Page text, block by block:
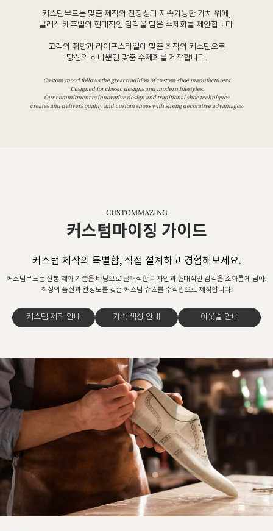
커스텀무드는 맞춤 제작의 진정성과 지속가능한 가치 위에,
클래식 캐주얼의 현대적인 감각을 담은 수제화를 제안합니다.
고객의 취향과 라이프스타일에 맞춘 최적의 커스텀으로
당신의 하나뿐인 맞춤 수제화를 제작합니다.
Custom mood follows the great tradition of custom shoe manufacturers
Designed for classic designs and modern lifestyles.
Our commitment to innovative design and traditional shoe techniques
creates and delivers quality and custom shoes with strong decorative advantages.
CUSTOMMAZING
커스텀마이징 가이드
커스텀 제작의 특별함, 직접 설계하고 경험해보세요.
커스텀무드는 전통 제화 기술을 바탕으로 클래식한 디자인과 현대적인 감각을 조화롭게 담아,
최상의 품질과 완성도를 갖춘 커스텀 슈즈를 수작업으로 제작합니다.
커스텀 제작 안내 가죽 색상 안내 아웃솔 안내